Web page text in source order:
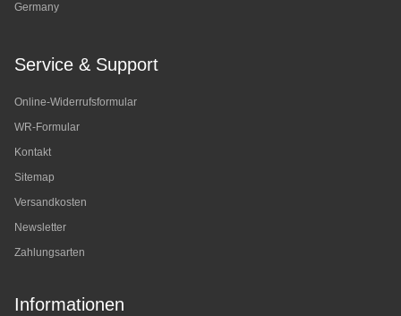
Germany
Service & Support
Online-Widerrufsformular
WR-Formular
Kontakt
Sitemap
Versandkosten
Newsletter
Zahlungsarten
Informationen